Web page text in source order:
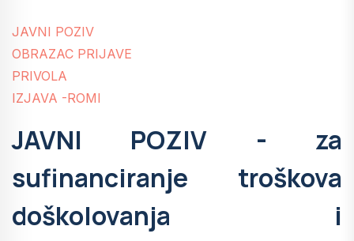
JAVNI POZIV
OBRAZAC PRIJAVE
PRIVOLA
IZJAVA -ROMI
JAVNI POZIV - za
sufinanciranje troškova
doškolovanja i